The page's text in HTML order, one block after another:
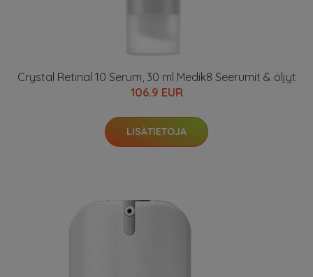
Crystal Retinal 10 Serum, 30 ml Medik8 Seerumit & öljyt
106.9 EUR
LISÄTIETOJA